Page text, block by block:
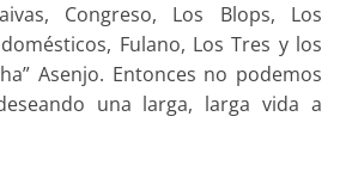
Congreso, Los Blops, Los
Fulano, Los Tres y los
Asenjo. Entonces no podemos
una larga, larga vida a